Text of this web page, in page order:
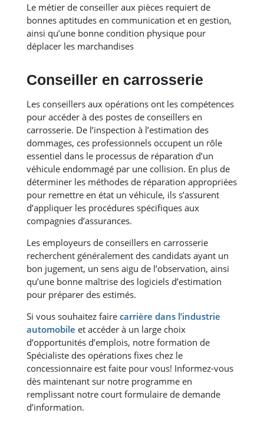
Le métier de conseiller aux pièces requiert de
bonnes aptitudes en communication et en gestion,
ainsi qu’une bonne condition physique pour
déplacer les marchandises
Conseiller en carrosserie
Les conseillers aux opérations ont les compétences
pour accéder à des postes de conseillers en
carrosserie. De l’inspection à l’estimation des
dommages, ces professionnels occupent un rôle
essentiel dans le processus de réparation d’un
véhicule endommagé par une collision. En plus de
déterminer les méthodes de réparation appropriées
pour remettre en état un véhicule, ils s’assurent
d’appliquer les procédures spécifiques aux
compagnies d’assurances.
Les employeurs de conseillers en carrosserie
recherchent généralement des candidats ayant un
bon jugement, un sens aigu de l’observation, ainsi
qu’une bonne maîtrise des logiciels d’estimation
pour préparer des estimés.
Si vous souhaitez faire carrière dans l’industrie
automobile et accéder à un large choix
d’opportunités d’emplois, notre formation de
Spécialiste des opérations fixes chez le
concessionnaire est faite pour vous! Informez-vous
dès maintenant sur notre programme en
remplissant notre court formulaire de demande
d’information.